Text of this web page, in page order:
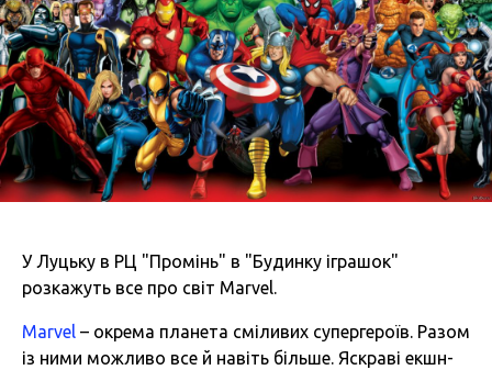
У Луцьку в РЦ "Промінь" в "Будинку іграшок"
розкажуть все про світ Marvel.
Marvel – окрема планета сміливих супергероїв. Разом
із ними можливо все й навіть більше. Яскраві екшн-